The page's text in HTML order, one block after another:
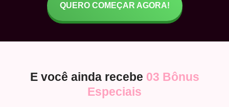
QUERO COMEÇAR AGORA!
E você ainda recebe 03 Bônus
Especiais